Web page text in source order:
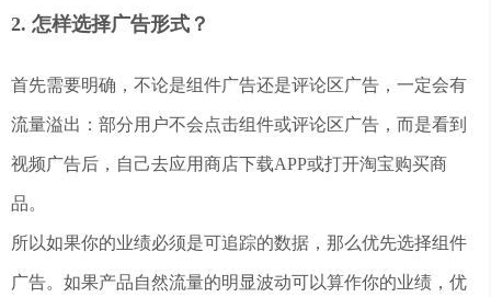
2. 怎样选择广告形式？
首先需要明确，不论是组件广告还是评论区广告，一定会有
流量溢出：部分用户不会点击组件或评论区广告，而是看到
视频广告后，自己去应用商店下载APP或打开淘宝购买商
品。
所以如果你的业绩必须是可追踪的数据，那么优先选择组件
广告。如果产品自然流量的明显波动可以算作你的业绩，优